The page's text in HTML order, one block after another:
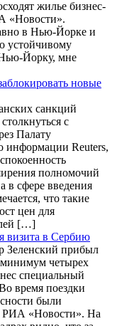
жилье бизнес-
«Новости».
в Нью-Йорке и
устойчивому
Йорку, мне
новые
санкций
с
Палату
информации Reuters,
полномочий
в сфере введения
что такие
цен для
[…]
визита в Сербию
Зеленский прибыл
четырех
специальный
время поездки
были
РИА «Новости». На